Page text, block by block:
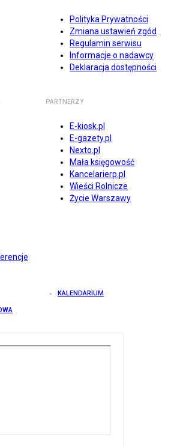
Polityka Prywatności
Zmiana ustawień zgód
Regulamin serwisu
Informacje o nadawcy
Deklaracja dostępności
PARTNERZY
E-kiosk.pl
E-gazety.pl
Nexto.pl
Mała księgowość
Kancelarierp.pl
Wieści Rolnicze
Życie Warszawy
KALENDARIUM